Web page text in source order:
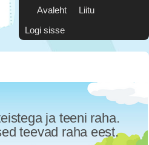
Avaleht
Liitu
Logi sisse
ja teeni raha.
teevad raha eest.